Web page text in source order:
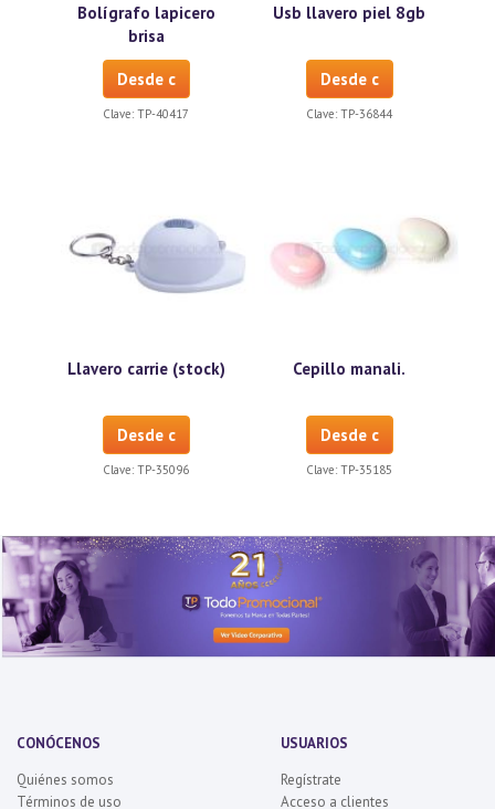
Bolígrafo lapicero
brisa
Desde c
Clave: TP-40417
Usb llavero piel 8gb
Desde c
Clave: TP-36844
Llavero carrie (stock)
Desde c
Clave: TP-35096
Cepillo manali.
Desde c
Clave: TP-35185
CONÓCENOS
Quiénes somos
Términos de uso
USUARIOS
Regístrate
Acceso a clientes